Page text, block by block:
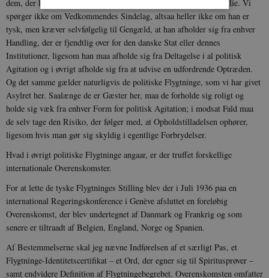
dem, der har et billigt
Krav paa at bo sammen med nær Familie. Vi
spørger ikke om Vedkommendes Sindelag, altsaa heller ikke om han er
tysk, men kræver selvfølgelig til Gengæld, at han afholder sig fra enhver
Handling, der er fjendtlig over for den danske Stat eller dennes
Institutioner, ligesom han maa afholde sig fra Deltagelse i al politisk
Agitation og i øvrigt afholde sig fra at udvise en udfordrende Optræden.
Og det samme gælder naturligvis de politiske Flygtninge, som vi har givet
Asylret her. Saalænge de er Gæster her, maa de forholde sig roligt og
holde sig væk fra enhver Form for politisk Agitation; i modsat Fald maa
de selv tage den Risiko, der følger med, at Opholdstilladelsen ophører,
ligesom hvis man gør sig skyldig i egentlige Forbrydelser.
Hvad i øvrigt politiske Flygtninge angaar, er der truffet forskellige
internationale Overenskomster.
For at lette de tyske Flygtninges Stilling blev der i Juli 1936 paa en
international Regeringskonference i Genève afsluttet en foreløbig
Overenskomst, der blev undertegnet af Danmark og Frankrig og som
senere er tiltraadt af Belgien, England, Norge og Spanien.
Af Bestemmelserne skal jeg nævne Indførelsen af et særligt Pas, et
Flygtninge-Identitetscertifikat – et Ord, der egner sig til Spiritusprøver –
samt endvidere Definition af Flygtningebegrebet. Overenskomsten omfatter
Nødvendige Statistiske
Marketing
Funktionelle
Nødvendige cookies hjælper med at gøre
hjemmesiden brugbar ved at aktivere nogle
grundlæggende funktioner som navigation mm.
Hjemmesiden kan ikke fungerer uden disse
cookies.
Udbyder / Domæne
Udløb
.danmarkshistorien.dk
.spotify.com